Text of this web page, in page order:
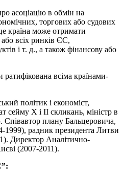
асоціацію в обмін на
торгових або судових
країна може отримати
всіх ринків ЄС,
і т. д., а також фінансову або
всіма країнами-
політик і економіст,
сейму X і II скликань, міністр в
Співавтор плану Бальцеровича,
радник президента Литви
Директор Аналітично-
(2007-2011).